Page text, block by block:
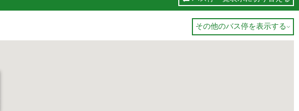
その他のバス停を表示する 